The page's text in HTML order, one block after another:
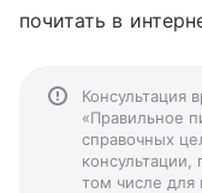
почитать в
Консультация
«Правильное
справочных
консультации,
том числе для